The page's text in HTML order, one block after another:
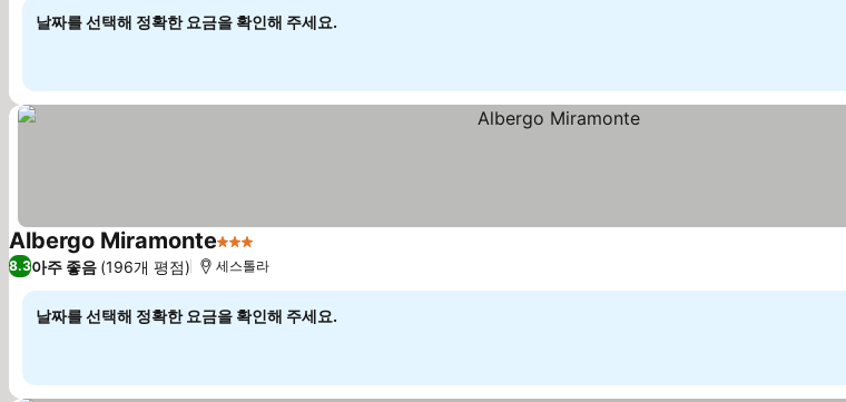
날짜를 선택해 정확한 요금을 확인해 주세요.
Albergo Miramonte3 성급
8.3아주 좋음 (196개 평점) 세스톨라
날짜를 선택해 정확한 요금을 확인해 주세요.